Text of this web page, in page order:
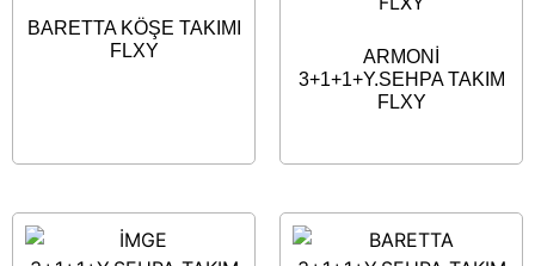
BARETTA KÖŞE TAKIMI
FLXY
ARMONİ
3+1+1+Y.SEHPA TAKIM
FLXY